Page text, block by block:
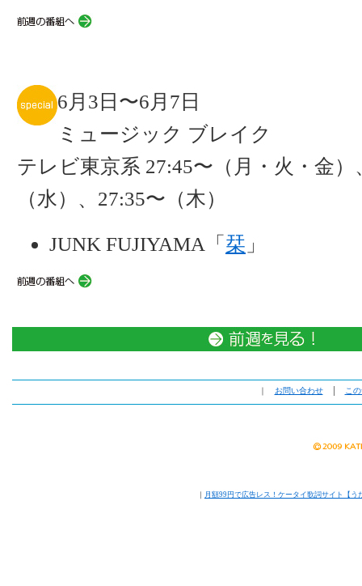
6月3日〜6月7日
ミュージック ブレイク
テレビ東京系 27:45〜（月・火・金）
（水）、27:35〜（木）
JUNK FUJIYAMA「 栞 」
｜ お問い合わせ│ こ
｜ 月額99円で広告レス！ケータイ歌詞サイト【う